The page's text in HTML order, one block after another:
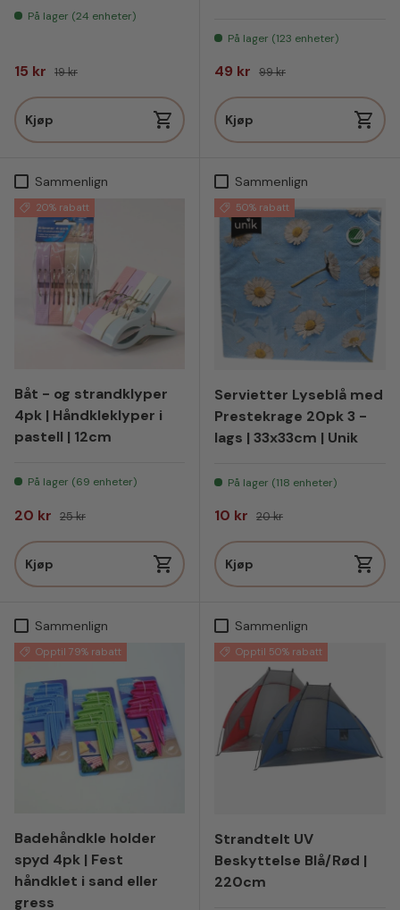
På lager (24 enheter)
Salgspris
15 kr Vanlig pris
19 kr
Kjøp
På lager (123 enheter)
Salgspris
49 kr Vanlig pris
99 kr
Kjøp
Sammenlign
20% rabatt
Båt - og strandklyper
4pk | Håndkleklyper i
pastell | 12cm
På lager (69 enheter)
Salgspris
20 kr Vanlig pris
25 kr
Kjøp
Sammenlign
50% rabatt
Servietter Lyseblå med
Prestekrage 20pk 3 -
lags | 33x33cm | Unik
På lager (118 enheter)
Salgspris
10 kr Vanlig pris
20 kr
Kjøp
Sammenlign
Opptil 79% rabatt
Badehåndkle holder
spyd 4pk | Fest
håndklet i sand eller
gress
Sammenlign
Opptil 50% rabatt
Strandtelt UV
Beskyttelse Blå/Rød |
220cm